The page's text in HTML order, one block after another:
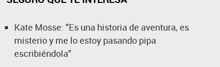
Kate Mosse: "Es una historia de aventura, es
misterio y me lo estoy pasando pipa
escribiéndola"